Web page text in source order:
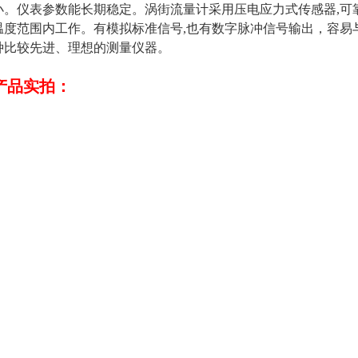
。仪表参数能长期稳定。涡街流量计采用压电应力式传感器,
度范围内工作。有模拟标准信号,也有数字脉冲信号输出，容
比较先进、理想的测量仪器。
品实拍：